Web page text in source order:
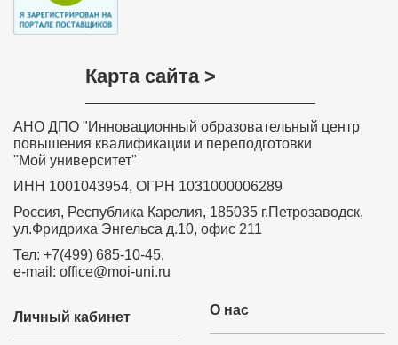
Нажмите на изображение, чтобы
документ
Карта сайта >
АНО ДПО "Инновационный образовательный центр
повышения квалификации и переподготовки
"Мой университет"
ИНН 1001043954, ОГРН 1031000006289
Россия, Республика Карелия, 185035 г.Петрозаводск,
ул.Фридриха Энгельса д.10, офис 211
Тел: +7(499) 685-10-45,
e-mail: office@moi-uni.ru
О нас
Личный кабинет